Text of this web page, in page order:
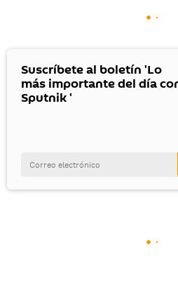
Suscríbete al boletín 'Lo
más importante del día
Sputnik '